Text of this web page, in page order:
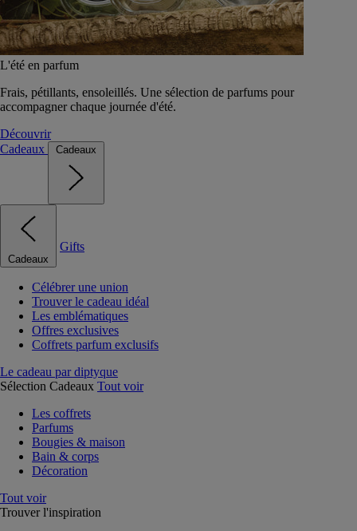
L'été en parfum
Frais, pétillants, ensoleillés. Une sélection de parfums pour
accompagner chaque journée d'été.
Découvrir
Cadeaux
Cadeaux
Cadeaux
Gifts
Célébrer une union
Trouver le cadeau idéal
Les emblématiques
Offres exclusives
Coffrets parfum exclusifs
Le cadeau par diptyque
Sélection Cadeaux Tout voir
Les coffrets
Parfums
Bougies & maison
Bain & corps
Décoration
Tout voir
Trouver l'inspiration